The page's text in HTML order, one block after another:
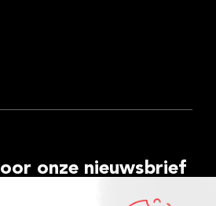
onze nieuwsbrief